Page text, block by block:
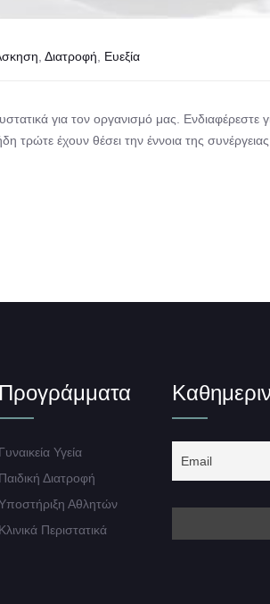
Διατροφή Ευεξία
για τον οργανισμό μας.
τρώτε έχουν θέσει την έννοια της
Προγράμματα
Γυναικεία Υγεία
Παιδική Διατροφή
Αθλητών
Κλινικά Περιστατικά